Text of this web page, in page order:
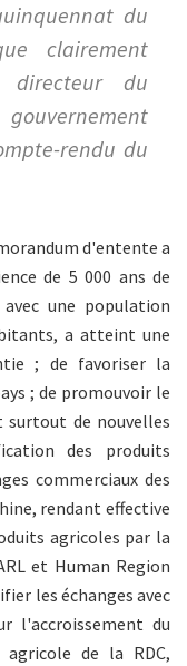
du
clairement
directeur du
rendu du
d'entente a
de 5 000 ans de
une population
a atteint une
; de favoriser la
; de promouvoir le
surtout de nouvelles
des produits
commerciaux des
rendant effective
agricoles par la
et Human Region
les échanges avec
l'accroissement du
de la RDC,